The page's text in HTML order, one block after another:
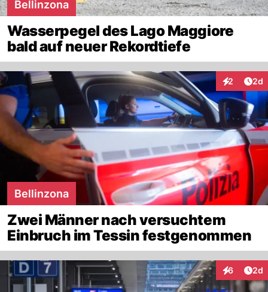
Bellinzona
Wasserpegel des Lago Maggiore
bald auf neuer Rekordtiefe
2 2d
Bellinzona
Zwei Männer nach versuchtem
Einbruch im Tessin festgenommen
6 2d